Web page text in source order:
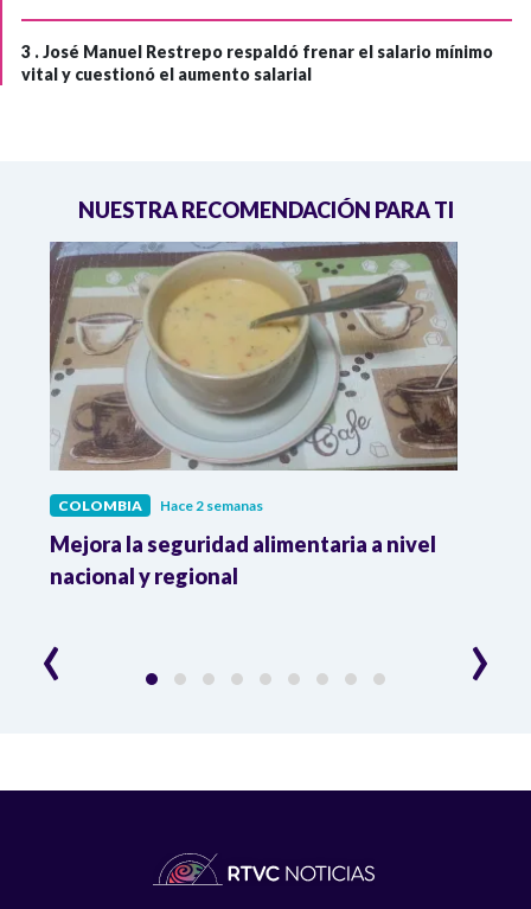
3 .José Manuel Restrepo respaldó frenar el salario mínimo
vital y cuestionó el aumento salarial
NUESTRA RECOMENDACIÓN PARA TI
COLOMBIA Hace 2 semanas
Mejora la seguridad alimentaria a nivel
nacional y regional
‹ ›